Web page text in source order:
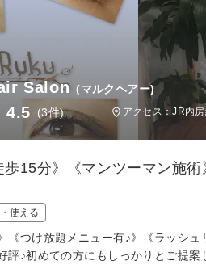
Salon (マルクヘアー)
4.5 (3件) アクセス：JR内
歩15分》《マンツーマン施
使える
《つけ放題メニュー有♪》《ラッシ
評♪初めての方にもしっかりとご提